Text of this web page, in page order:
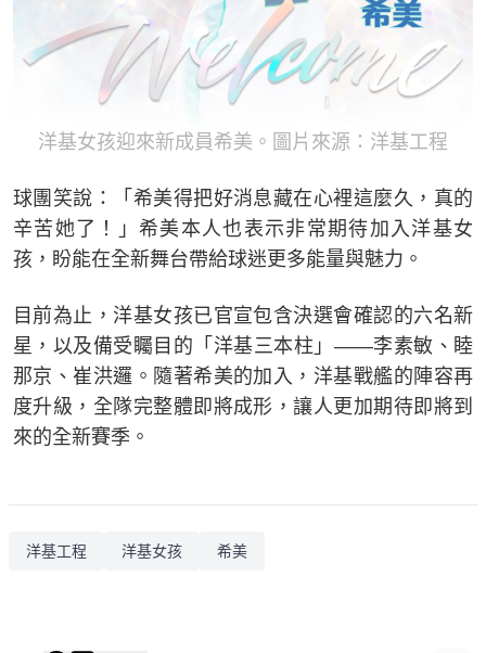
洋基女孩迎來新成員希美。圖片來源：洋基工程
球團笑說：「希美得把好消息藏在心裡這麼久，真的
辛苦她了！」希美本人也表示非常期待加入洋基女
孩，盼能在全新舞台帶給球迷更多能量與魅力。
目前為止，洋基女孩已官宣包含決選會確認的六名新
星，以及備受矚目的「洋基三本柱」——李素敏、睦
那京、崔洪邏。隨著希美的加入，洋基戰艦的陣容再
度升級，全隊完整體即將成形，讓人更加期待即將到
來的全新賽季。
洋基工程 洋基女孩 希美